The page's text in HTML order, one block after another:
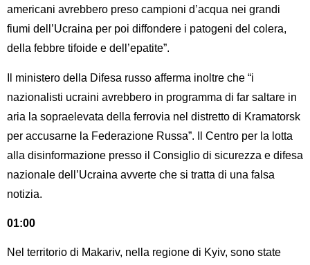
americani avrebbero preso campioni d’acqua nei grandi
fiumi dell’Ucraina per poi diffondere i patogeni del colera,
della febbre tifoide e dell’epatite”.
Il ministero della Difesa russo afferma inoltre che “i
nazionalisti ucraini avrebbero in programma di far saltare in
aria la sopraelevata della ferrovia nel distretto di Kramatorsk
per accusarne la Federazione Russa”. Il Centro per la lotta
alla disinformazione presso il Consiglio di sicurezza e difesa
nazionale dell’Ucraina avverte che si tratta di una falsa
notizia.
01:00
Nel territorio di Makariv, nella regione di Kyiv, sono state